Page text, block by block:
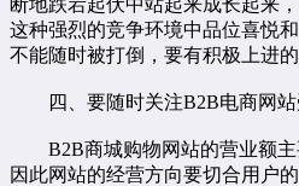
这种强烈的竞争环境中品位喜悦
不能随时被打倒，要有积极上进的
四、要随时关注B2B电商网站
B2B商城购物网站的营业额主
因此网站的经营方向要切合用户